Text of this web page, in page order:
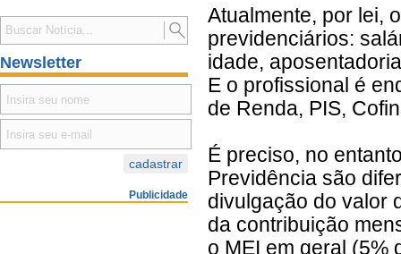
Newsletter
Publicidade
Atualmente, por lei,
previdenciários:
idade,
E o profissional é
de Renda, PIS,
É preciso, no
Previdência são
divulgação do valor
da contribuição
o MEI em geral (5%